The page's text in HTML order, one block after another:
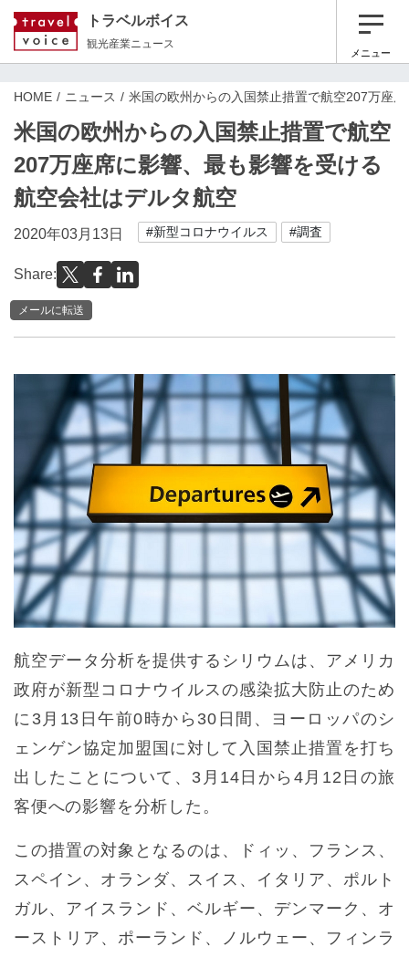
トラベルボイス
観光産業ニュース
メニュー
HOME ニュース 米国の欧州からの入国禁止措置で航空207万座
米国の欧州からの入国禁止措置で航空
207万座席に影響、最も影響を受ける
航空会社はデルタ航空
2020年03月13日 #新型コロナウイルス #調査
Share:
メールに転送
航空データ分析を提供するシリウムは、アメリカ
政府が新型コロナウイルスの感染拡大防止のため
に3月13日午前0時から30日間、ヨーロッパのシ
ェンゲン協定加盟国に対して入国禁止措置を打ち
出したことについて、3月14日から4月12日の旅
客便への影響を分析した。
この措置の対象となるのは、ドィッ、フランス、
スペイン、オランダ、スイス、イタリア、ポルト
ガル、アイスランド、ベルギー、デンマーク、オ
ーストリア、ポーランド、ノルウェー、フィンラ